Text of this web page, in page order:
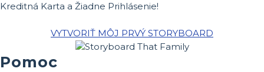
Kreditná Karta a Žiadne Prihlásenie!
VYTVORIŤ MÔJ PRVÝ STORYBOARD
Pomoc